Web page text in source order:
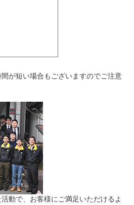
が短い場合もございますのでご注意
動で、お客様にご満足いただけるよ